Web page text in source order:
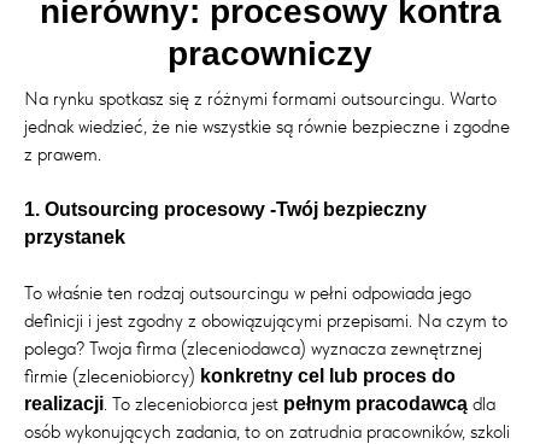
nierówny: procesowy kontra
pracowniczy
Na rynku spotkasz się z różnymi formami outsourcingu. Warto
jednak wiedzieć, że nie wszystkie są równie bezpieczne i zgodne
z prawem.
1. Outsourcing procesowy -Twój bezpieczny
przystanek
To właśnie ten rodzaj outsourcingu w pełni odpowiada jego
definicji i jest zgodny z obowiązującymi przepisami. Na czym to
polega? Twoja firma (zleceniodawca) wyznacza zewnętrznej
firmie (zleceniobiorcy) konkretny cel lub proces do
realizacji. To zleceniobiorca jest pełnym pracodawcą dla
osób wykonujących zadania, to on zatrudnia pracowników, szkoli